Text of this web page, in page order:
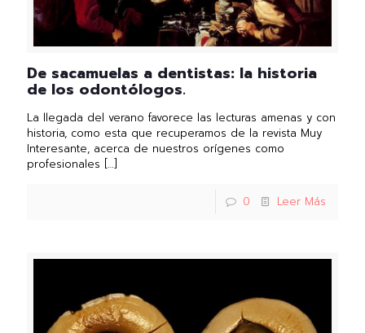
De sacamuelas a dentistas: la historia
de los odontólogos.
La llegada del verano favorece las lecturas amenas y con
historia, como esta que recuperamos de la revista Muy
Interesante, acerca de nuestros orígenes como
profesionales […]
0 Leer Más